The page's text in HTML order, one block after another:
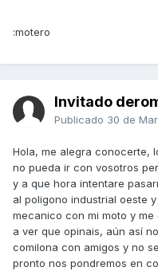
:motero
Invitado
Publicado 30 de
Hola, me alegra conocerte,
no pueda ir con vosotros
y a que hora intentare
al poligono industrial oeste
mecanico con mi moto y
a ver que opinais, aún así
comilona con amigos y no
pronto nos pondremos en